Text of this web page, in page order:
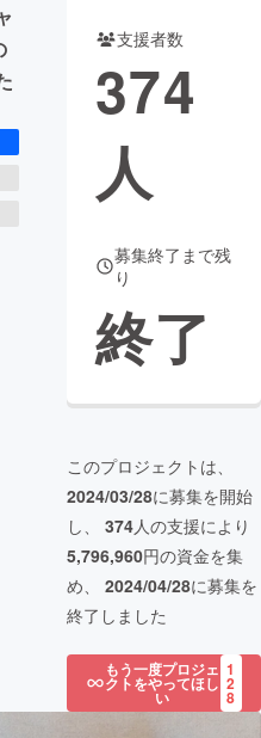
支援者数
374
人
募集終了まで残
り
終了
このプロジェクトは、
2024/03/28に募集を開始
し、 374人の支援により
5,796,960円の資金を集
め、 2024/04/28に募集を
終了しました
もう一度プロジェ
クトをやってほし
い
1
2
8